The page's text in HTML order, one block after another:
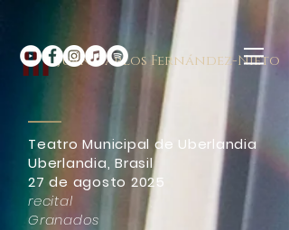
Juan Carlos Fernández-Nieto
Teatro Municipal de Uberlandia
Uberlandia, Brasil
27 de agosto 2025
recital
Granados